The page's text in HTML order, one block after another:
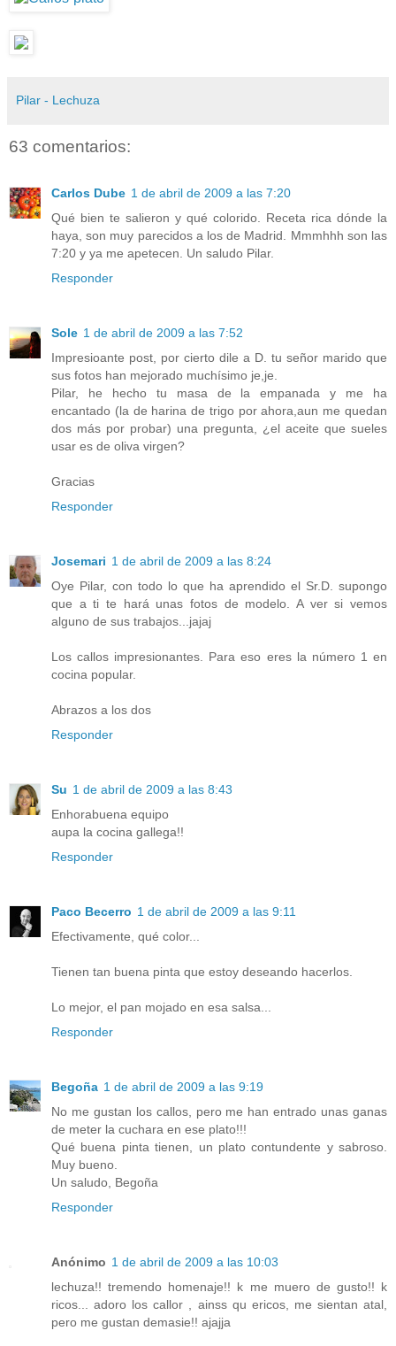
Pilar - Lechuza
63 comentarios:
Carlos Dube 1 de abril de 2009 a las 7:20
Qué bien te salieron y qué colorido. Receta rica dónde la
haya, son muy parecidos a los de Madrid. Mmmhhh son las
7:20 y ya me apetecen. Un saludo Pilar.
Responder
Sole 1 de abril de 2009 a las 7:52
Impresioante post, por cierto dile a D. tu señor marido que
sus fotos han mejorado muchísimo je,je.
Pilar, he hecho tu masa de la empanada y me ha
encantado (la de harina de trigo por ahora,aun me quedan
dos más por probar) una pregunta, ¿el aceite que sueles
usar es de oliva virgen?
Gracias
Responder
Josemari 1 de abril de 2009 a las 8:24
Oye Pilar, con todo lo que ha aprendido el Sr.D. supongo
que a ti te hará unas fotos de modelo. A ver si vemos
alguno de sus trabajos...jajaj
Los callos impresionantes. Para eso eres la número 1 en
cocina popular.
Abrazos a los dos
Responder
Su 1 de abril de 2009 a las 8:43
Enhorabuena equipo
aupa la cocina gallega!!
Responder
Paco Becerro 1 de abril de 2009 a las 9:11
Efectivamente, qué color...
Tienen tan buena pinta que estoy deseando hacerlos.
Lo mejor, el pan mojado en esa salsa...
Responder
Begoña 1 de abril de 2009 a las 9:19
No me gustan los callos, pero me han entrado unas ganas
de meter la cuchara en ese plato!!!
Qué buena pinta tienen, un plato contundente y sabroso.
Muy bueno.
Un saludo, Begoña
Responder
Anónimo 1 de abril de 2009 a las 10:03
lechuza!! tremendo homenaje!! k me muero de gusto!! k
ricos... adoro los callor , ainss qu ericos, me sientan atal,
pero me gustan demasie!! ajajja